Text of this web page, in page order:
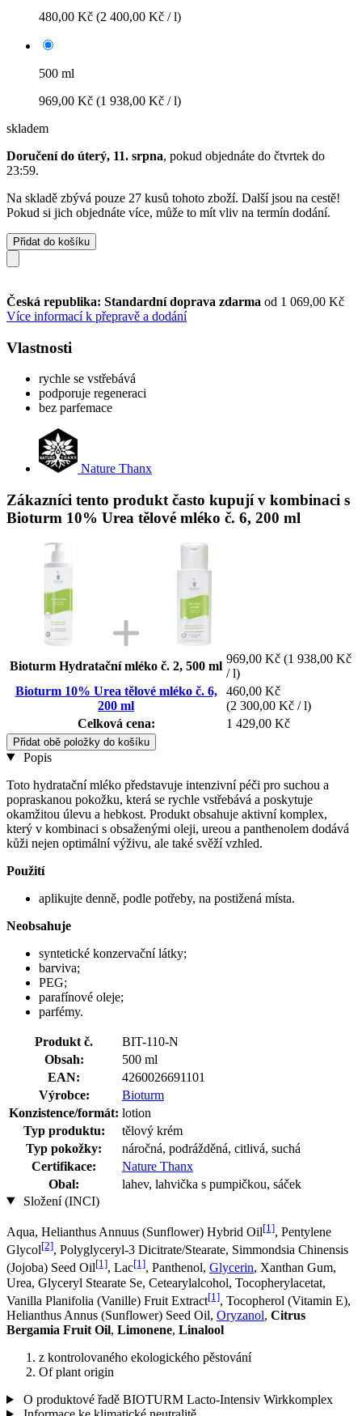
480,00 Kč (2 400,00 Kč / l)
500 ml
969,00 Kč (1 938,00 Kč / l)
skladem
Doručení do úterý, 11. srpna, pokud objednáte do čtvrtek do
23:59.
Na skladě zbývá pouze 27 kusů tohoto zboží. Další jsou na cestě!
Pokud si jich objednáte více, může to mít vliv na termín dodání.
Přidat do košíku
Česká republika: Standardní doprava zdarma od 1 069,00 Kč
Více informací k přepravě a dodání
Vlastnosti
rychle se vstřebává
podporuje regeneraci
bez parfemace
Nature Thanx
Zákazníci tento produkt často kupují v kombinaci s
Bioturm 10% Urea tělové mléko č. 6, 200 ml
Bioturm Hydratační mléko č. 2, 500 ml
969,00 Kč (1 938,00 Kč
/ l)
Bioturm 10% Urea tělové mléko č. 6,
200 ml
460,00 Kč
(2 300,00 Kč / l)
Celková cena:
1 429,00 Kč
Přidat obě položky do košíku
Popis
Toto hydratační mléko představuje intenzivní péči pro suchou a
popraskanou pokožku, která se rychle vstřebává a poskytuje
okamžitou úlevu a hebkost. Produkt obsahuje aktivní komplex,
který v kombinaci s obsaženými oleji, ureou a panthenolem dodává
kůži nejen optimální výživu, ale také svěží vzhled.
Použití
aplikujte denně, podle potřeby, na postižená místa.
Neobsahuje
syntetické konzervační látky;
barviva;
PEG;
parafínové oleje;
parfémy.
Produkt č.
BIT-110-N
Obsah:
500 ml
EAN:
4260026691101
Výrobce:
Bioturm
Konzistence/formát: lotion
Typ produktu:
tělový krém
Typ pokožky:
náročná, podrážděná, citlivá, suchá
Certifikace:
Nature Thanx
Obal:
lahev, lahvička s pumpičkou, sáček
Složení (INCI)
Aqua, Helianthus Annuus (Sunflower) Hybrid Oil[1], Pentylene
Glycol[2], Polyglyceryl-3 Dicitrate/Stearate, Simmondsia Chinensis
(Jojoba) Seed Oil[1], Lac[1], Panthenol, Glycerin, Xanthan Gum,
Urea, Glyceryl Stearate Se, Cetearylalcohol, Tocopherylacetat,
Vanilla Planifolia (Vanille) Fruit Extract[1], Tocopherol (Vitamin E),
Helianthus Annus (Sunflower) Seed Oil, Oryzanol, Citrus
Bergamia Fruit Oil, Limonene, Linalool
z kontrolovaného ekologického pěstování
Of plant origin
O produktové řadě BIOTURM Lacto-Intensiv Wirkkomplex